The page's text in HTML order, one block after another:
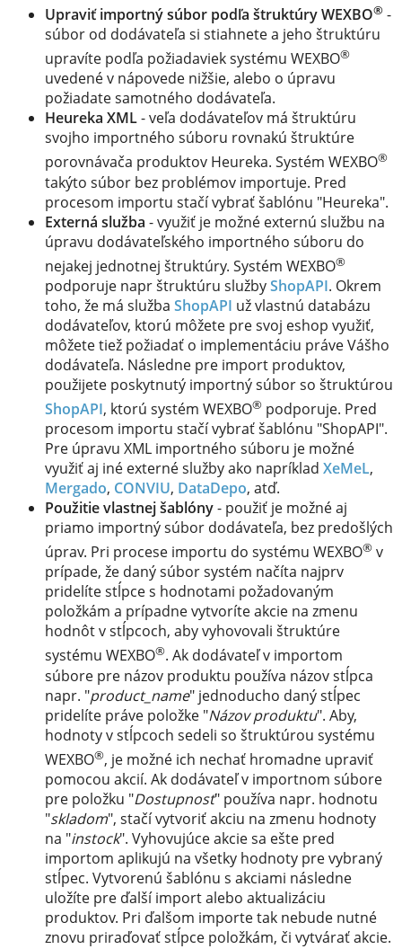
Upraviť importný súbor podľa štruktúry WEXBO® -
súbor od dodávateľa si stiahnete a jeho štruktúru
upravíte podľa požiadaviek systému WEXBO®
uvedené v nápovede nižšie, alebo o úpravu
požiadate samotného dodávateľa.
Heureka XML- veľa dodávateľov má štruktúru
svojho importného súboru rovnakú štruktúre
porovnávača produktov Heureka. Systém WEXBO®
takýto súbor bez problémov importuje. Pred
procesom importu stačí vybrať šablónu "Heureka".
Externá služba - využiť je možné externú službu na
úpravu dodávateľského importného súboru do
nejakej jednotnej štruktúry. Systém WEXBO®
podporuje napr štruktúru službyShopAPI. Okrem
toho, že má služba ShopAPI už vlastnú databázu
dodávateľov, ktorú môžete pre svoj eshop využiť,
môžete tiež požiadať o implementáciu práve Vášho
dodávateľa. Následne pre import produktov,
použijete poskytnutý importný súbor so štruktúrou
ShopAPI, ktorú systém WEXBO® podporuje. Pred
procesom importu stačí vybrať šablónu "ShopAPI".
Pre úpravu XML importného súboru je možné
využiť aj iné externé služby ako napríklad XeMeL,
Mergado, CONVIU, DataDepo, atď.
Použitie vlastnej šablóny- použiť je možné aj
priamo importný súbor dodávateľa, bez predošlých
úprav. Pri procese importu do systému WEXBO® v
prípade, že daný súbor systém načíta najprv
pridelíte stĺpce s hodnotami požadovaným
položkám a prípadne vytvoríte akcie na zmenu
hodnôt v stĺpcoch, aby vyhovovali štruktúre
systému WEXBO®. Ak dodávateľ v importom
súbore pre názov produktu používa názov stĺpca
napr. "product_name" jednoducho daný stĺpec
pridelíte práve položke "Názov produktu". Aby,
hodnoty v stĺpcoch sedeli so štruktúrou systému
WEXBO®, je možné ich nechať hromadne upraviť
pomocou akcií. Ak dodávateľ v importnom súbore
pre položku "Dostupnosť" používa napr. hodnotu
"skladom", stačí vytvoriť akciu na zmenu hodnoty
na "instock". Vyhovujúce akcie sa ešte pred
importom aplikujú na všetky hodnoty pre vybraný
stĺpec. Vytvorenú šablónu s akciami následne
uložíte pre ďalší import alebo aktualizáciu
produktov. Pri ďalšom importe tak nebude nutné
znovu priraďovať stĺpce položkám, či vytvárať akcie.